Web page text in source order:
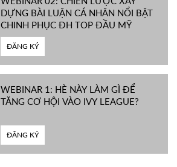
DỰNG BÀI LUẬN CÁ NHÂN NỔI BẬT
CHINH PHỤC ĐH TOP ĐẦU MỸ
ĐĂNG KÝ
WEBINAR 1: HÈ NÀY LÀM GÌ ĐỂ
TĂNG CƠ HỘI VÀO IVY LEAGUE?
ĐĂNG KÝ